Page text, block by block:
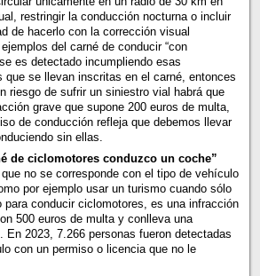
restringir la conducción nocturna o incluir
de hacerlo con la corrección visual
del carné de conducir “con
es detectado incumpliendo esas
que se llevan inscritas en el carné, entonces
riesgo de sufrir un siniestro vial habrá que
grave que supone 200 euros de multa,
de conducción refleja que debemos llevar
sin ellas.
de ciclomotores conduzco un coche”
no se corresponde con el tipo de vehículo
por ejemplo usar un turismo cuando sólo
para conducir ciclomotores, es una infracción
500 euros de multa y conlleva una
En 2023, 7.266 personas fueron detectadas
con un permiso o licencia que no le